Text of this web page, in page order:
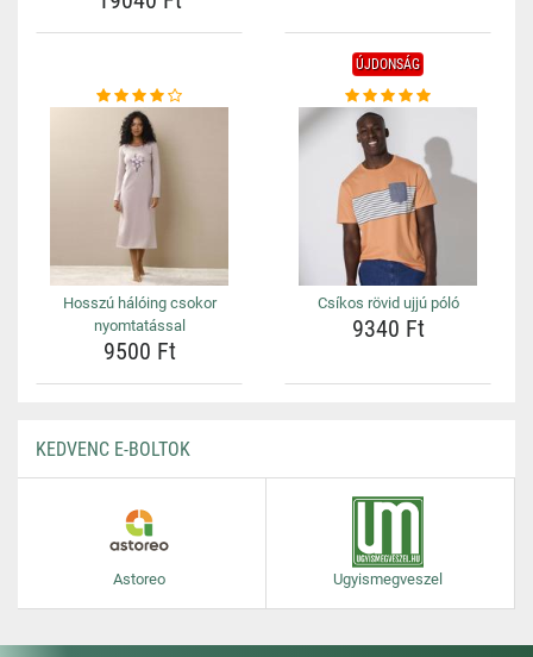
Hosszú hálóing csokor
nyomtatással
9500 Ft
ÚJDONSÁG
Csíkos rövid ujjú póló
9340 Ft
KEDVENC E-BOLTOK
Astoreo Ugyismegveszel